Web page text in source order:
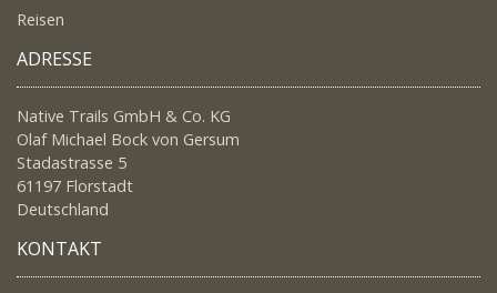
Reisen
ADRESSE
Native Trails GmbH & Co. KG
Olaf Michael Bock von Gersum
Stadastrasse 5
61197 Florstadt
Deutschland
KONTAKT